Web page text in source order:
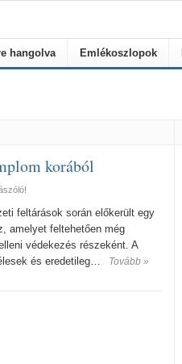
hangolva Emlékoszlopok
korából
feltárások során előkerült egy
amelyet feltehetően még
védekezés részeként. A
és eredetileg…
Tovább »